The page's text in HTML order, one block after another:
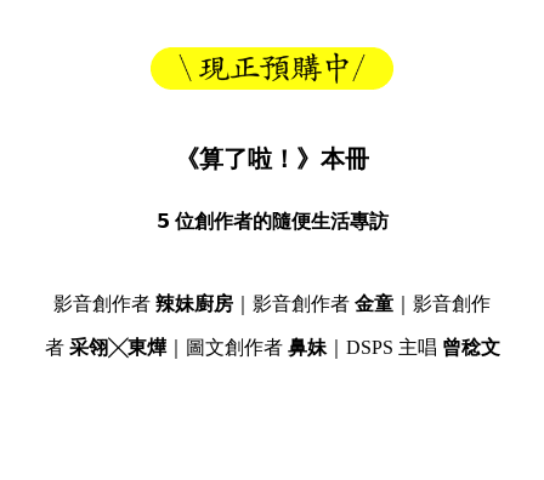
《算了啦！》本冊
𝟱 位創作者的隨便生活專訪
影音創作者 辣妹廚房 ｜影音創作者 金童 ｜影音創作
者 采翎╳東燁｜圖文創作者 鼻妹｜DSPS 主唱 曾稔文